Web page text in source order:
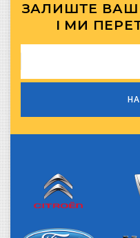
ЗАЛИШТЕ
І МИ